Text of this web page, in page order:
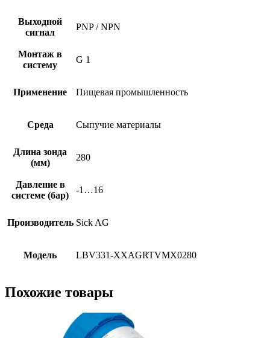
Выходной
сигнал
PNP / NPN
Монтаж в
систему
G 1
Применение Пищевая промышленность
Среда Сыпучие материалы
Длина зонда
(мм)
280
Давление в
системе (бар)
-1…16
Производитель Sick AG
Модель LBV331-XXAGRTVMX0280
Похожие товары